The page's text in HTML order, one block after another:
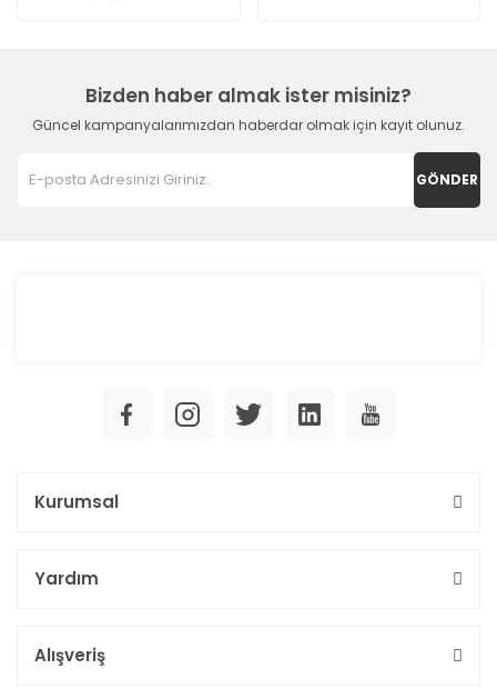
Bizden haber almak ister misiniz?
Güncel kampanyalarımızdan haberdar olmak için kayıt olunuz.
GÖNDER
Kurumsal
Yardım
Alışveriş